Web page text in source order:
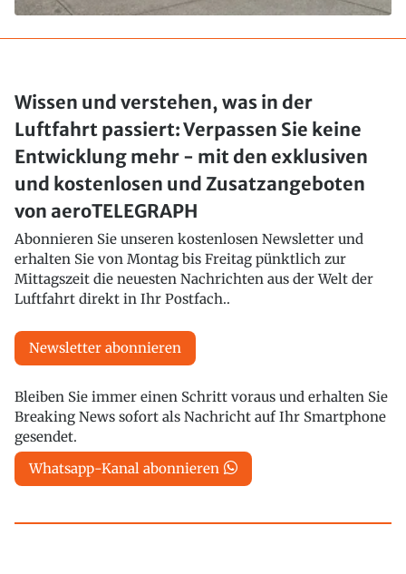
Wissen und verstehen, was in der
Luftfahrt passiert: Verpassen Sie keine
Entwicklung mehr - mit den exklusiven
und kostenlosen und Zusatzangeboten
von aeroTELEGRAPH
Abonnieren Sie unseren kostenlosen Newsletter und
erhalten Sie von Montag bis Freitag pünktlich zur
Mittagszeit die neuesten Nachrichten aus der Welt der
Luftfahrt direkt in Ihr Postfach..
Newsletter abonnieren
Bleiben Sie immer einen Schritt voraus und erhalten Sie
Breaking News sofort als Nachricht auf Ihr Smartphone
gesendet.
Whatsapp-Kanal abonnieren